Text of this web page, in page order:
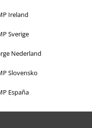
Ireland
Sverige
Nederland
Slovensko
España